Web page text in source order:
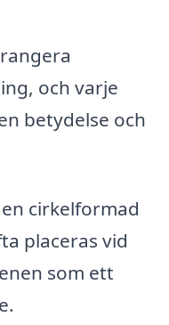
och varje
betydelse och
cirkelformad
placeras vid
som ett